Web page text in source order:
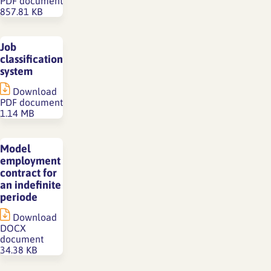
857.81 KB
Job
classification
system
Download
PDF document
1.14 MB
Model
employment
contract for
an indefinite
periode
Download
DOCX
document
34.38 KB